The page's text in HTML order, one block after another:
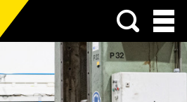
Menu